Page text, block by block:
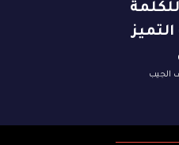
الجيب